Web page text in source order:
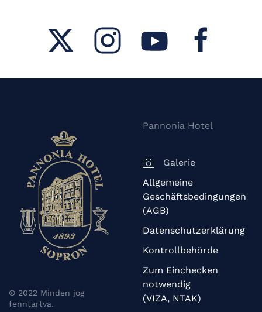
© 2022 Minden jog
fenntartva.
Pannonia Hotel
Galerie
Allgemeine
Geschäftsbedingungen
(AGB)
Datenschutzerklärung
Kontrollbehörde
Zum Einchecken
notwendig
(VIZA, NTAK)